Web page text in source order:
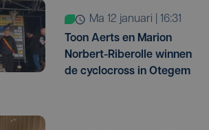
ma 12 januari | 16:31
Toon Aerts en Marion
Norbert-Riberolle winnen
de cyclocross in Otegem